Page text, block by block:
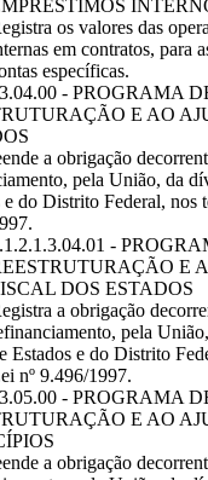
os valores das
em contratos, para
específicas.
- PROGRAMA
E AO
a obrigação
pela União, da
e do Distrito Federal, nos
-
E
DOS ESTADOS
a obrigação
pela
Estados e do Distrito
nº 9.496/1997.
- PROGRAMA
E AO
a obrigação